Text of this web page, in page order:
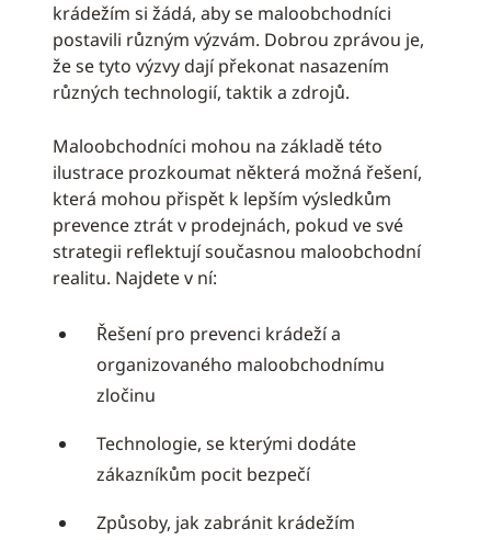
krádežím si žádá, aby se maloobchodníci
postavili různým výzvám. Dobrou zprávou je,
že se tyto výzvy dají překonat nasazením
různých technologií, taktik a zdrojů.
Maloobchodníci mohou na základě této
ilustrace prozkoumat některá možná řešení,
která mohou přispět k lepším výsledkům
prevence ztrát v prodejnách, pokud ve své
strategii reflektují současnou maloobchodní
realitu. Najdete v ní:
Řešení pro prevenci krádeží a
organizovaného maloobchodnímu
zločinu
Technologie, se kterými dodáte
zákazníkům pocit bezpečí
Způsoby, jak zabránit krádežím